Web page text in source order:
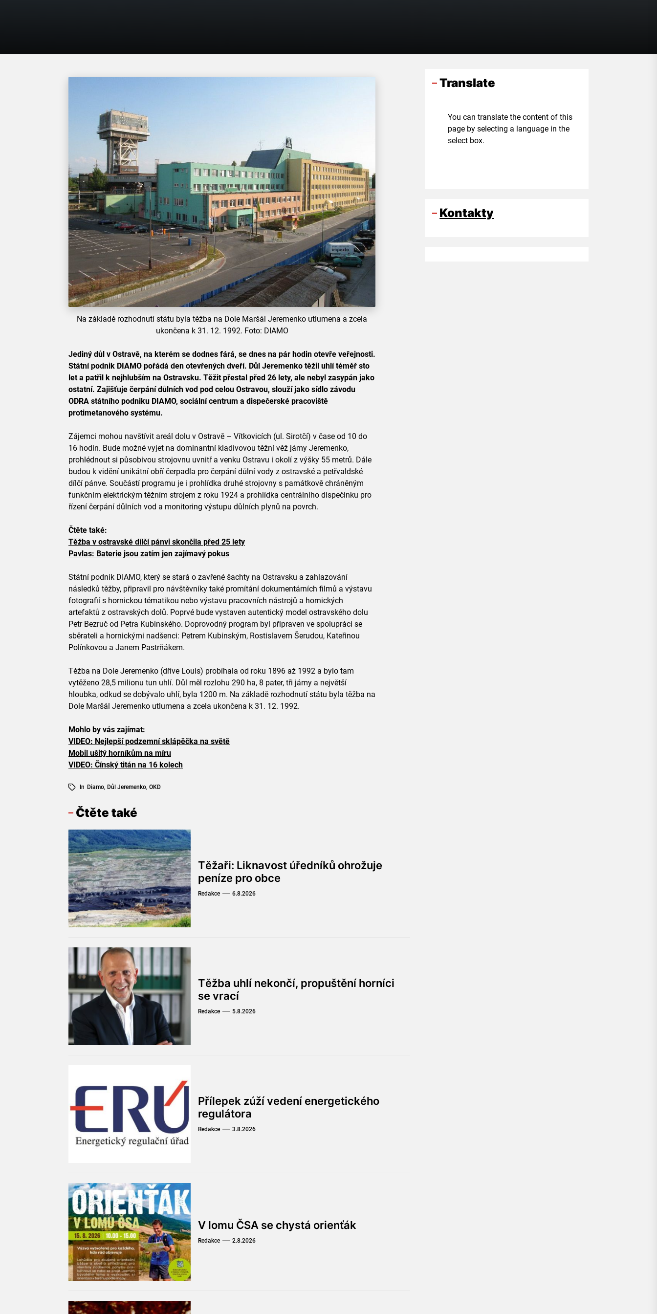
Na základě rozhodnutí státu byla těžba na Dole Maršál Jeremenko utlumena a zcela
ukončena k 31. 12. 1992. Foto: DIAMO
Jediný důl v Ostravě, na kterém se dodnes fárá, se dnes na pár hodin otevře veřejnosti.
Státní podnik DIAMO pořádá den otevřených dveří. Důl Jeremenko těžil uhlí téměř sto
let a patřil k nejhlubším na Ostravsku. Těžit přestal před 26 lety, ale nebyl zasypán jako
ostatní. Zajišťuje čerpání důlních vod pod celou Ostravou, slouží jako sídlo závodu
ODRA státního podniku DIAMO, sociální centrum a dispečerské pracoviště
protimetanového systému.
Zájemci mohou navštívit areál dolu v Ostravě – Vítkovicích (ul. Sirotčí) v čase od 10 do
16 hodin. Bude možné vyjet na dominantní kladivovou těžní věž jámy Jeremenko,
prohlédnout si působivou strojovnu uvnitř a venku Ostravu i okolí z výšky 55 metrů. Dále
budou k vidění unikátní obří čerpadla pro čerpání důlní vody z ostravské a petřvaldské
dílčí pánve. Součástí programu je i prohlídka druhé strojovny s památkově chráněným
funkčním elektrickým těžním strojem z roku 1924 a prohlídka centrálního dispečinku pro
řízení čerpání důlních vod a monitoring výstupu důlních plynů na povrch.
Čtěte také:
Těžba v ostravské dílčí pánvi skončila před 25 lety
Pavlas: Baterie jsou zatím jen zajímavý pokus
Státní podnik DIAMO, který se stará o zavřené šachty na Ostravsku a zahlazování
následků těžby, připravil pro návštěvníky také promítání dokumentárních filmů a výstavu
fotografií s hornickou tématikou nebo výstavu pracovních nástrojů a hornických
artefaktů z ostravských dolů. Poprvé bude vystaven autentický model ostravského dolu
Petr Bezruč od Petra Kubinského. Doprovodný program byl připraven ve spolupráci se
sběrateli a hornickými nadšenci: Petrem Kubinským, Rostislavem Šerudou, Kateřinou
Polínkovou a Janem Pastrňákem.
Těžba na Dole Jeremenko (dříve Louis) probíhala od roku 1896 až 1992 a bylo tam
vytěženo 28,5 milionu tun uhlí. Důl měl rozlohu 290 ha, 8 pater, tři jámy a největší
hloubka, odkud se dobývalo uhlí, byla 1200 m. Na základě rozhodnutí státu byla těžba na
Dole Maršál Jeremenko utlumena a zcela ukončena k 31. 12. 1992.
Mohlo by vás zajímat:
VIDEO: Nejlepší podzemní sklápěčka na světě
Mobil ušitý horníkům na míru
VIDEO: Čínský titán na 16 kolech
In Diamo, Důl Jeremenko, OKD
Čtěte také
Těžaři: Liknavost úředníků ohrožuje
peníze pro obce
Redakce 6.8.2026
Těžba uhlí nekončí, propuštění horníci
se vrací
Redakce 5.8.2026
Přílepek zúží vedení energetického
regulátora
Redakce 3.8.2026
V lomu ČSA se chystá orienťák
Redakce 2.8.2026
Translate
You can translate the content of this
page by selecting a language in the
select box.
Kontakty